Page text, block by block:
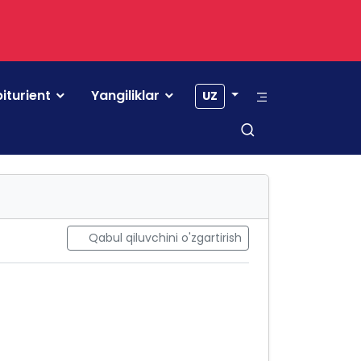
Yangiliklar UZ
Qabul qiluvchini o'zgartirish